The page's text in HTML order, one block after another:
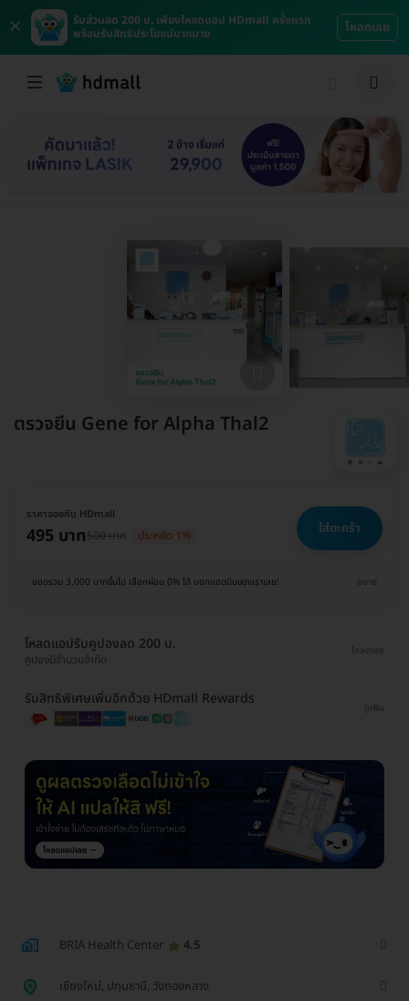
×
รับส่วนลด 200 บ. เพียงโหลดแอป HDmall ครั้งแรก
พร้อมรับสิทธิประโยชน์มากมาย
โหลดเลย
ตรวจยีน Gene for Alpha Thal2
ราคาจองกับ HDmall
495 บาท500 บาท ประหยัด 1% ใส่ตะกร้า
ยอดรวม 3,000 บาทขึ้นไป เลือกผ่อน 0% ได้ บอกแอดมินของเราเลย! ขยาย
โหลดแอปรับคูปองลด 200 บ.
คูปองมีจำนวนจำกัด
โหลดเลย
รับสิทธิพิเศษเพิ่มอีกด้วย HDmall Rewards
ดูเพิ่ม
BRIA Health Center 4.5
เชียงใหม่, ปทุมธานี, วังทองหลาง